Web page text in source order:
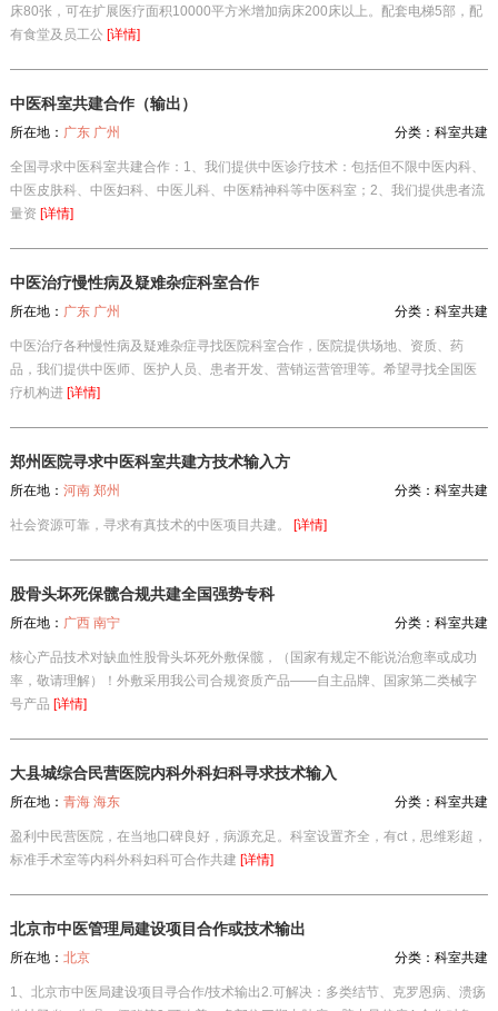
床80张，可在扩展医疗面积10000平方米增加病床200床以上。配套电梯5部，配
有食堂及员工公 [详情]
中医科室共建合作（输出）
所在地： 广东 广州 分类：科室共建
全国寻求中医科室共建合作：1、我们提供中医诊疗技术：包括但不限中医内科、
中医皮肤科、中医妇科、中医儿科、中医精神科等中医科室；2、我们提供患者流
量资 [详情]
中医治疗慢性病及疑难杂症科室合作
所在地： 广东 广州 分类：科室共建
中医治疗各种慢性病及疑难杂症寻找医院科室合作，医院提供场地、资质、药
品，我们提供中医师、医护人员、患者开发、营销运营管理等。希望寻找全国医
疗机构进 [详情]
郑州医院寻求中医科室共建方技术输入方
所在地： 河南 郑州 分类：科室共建
社会资源可靠，寻求有真技术的中医项目共建。 [详情]
股骨头坏死保髋合规共建全国强势专科
所在地： 广西 南宁 分类：科室共建
核心产品技术对缺血性股骨头坏死外敷保髋，（国家有规定不能说治愈率或成功
率，敬请理解）！外敷采用我公司合规资质产品——自主品牌、国家第二类械字
号产品 [详情]
大县城综合民营医院内科外科妇科寻求技术输入
所在地： 青海 海东 分类：科室共建
盈利中民营医院，在当地口碑良好，病源充足。科室设置齐全，有ct，思维彩超，
标准手术室等内科外科妇科可合作共建 [详情]
北京市中医管理局建设项目合作或技术输出
所在地： 北京 分类：科室共建
1、北京市中医局建设项目寻合作/技术输出2.可解决：多类结节、克罗恩病、溃疡